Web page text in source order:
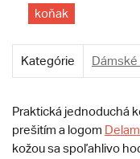
koňak
Kategórie
Praktická jednoduchá
prešitím a logom
kožou sa spoľahlivo